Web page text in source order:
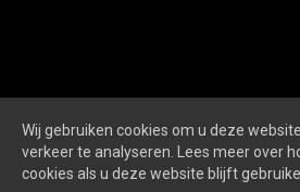
Markten-veenendaal.nl
Wij gebruiken cookies om u deze
verkeer te analyseren. Lees meer over
cookies als u deze website blijft